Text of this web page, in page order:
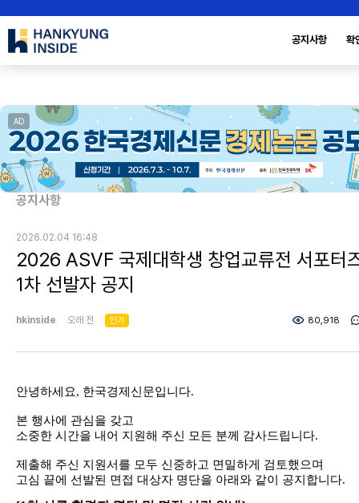
공지사항 확
AD
공지사항
2026.02.04 16:48
2026 ASVF 국제대학생 창업교류전 서포터
1차 선발자 공지
hkinside 오래 전 인기 80,918
안녕하세요, 한국경제신문입니다.
본 행사에 관심을 갖고
소중한 시간을 내어 지원해 주신 모든 분께 감사드립니다.
제출해 주신 지원서를 모두 신중하고 면밀하게 검토했으며
고심 끝에 선발된 면접 대상자 명단을 아래와 같이 공지합니다.